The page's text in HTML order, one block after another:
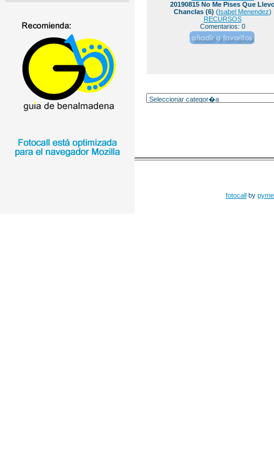
20190815 No Me Pises Que
Chanclas (6) (Isabel Menendez)
RECURSOS
Comentarios: 0
fotocall by